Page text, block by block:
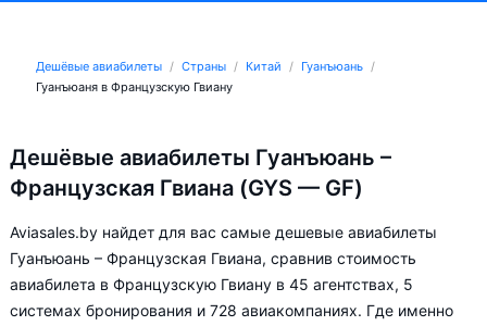
Дешёвые авиабилеты Страны Китай
Гуанъюань
Гуанъюаня в Французскую Гвиану
Дешёвые авиабилеты Гуанъюань –
Французская Гвиана (GYS — GF)
Aviasales.by найдет для вас самые дешевые авиабилеты
Гуанъюань – Французская Гвиана, сравнив стоимость
авиабилета в Французскую Гвиану в 45 агентствах, 5
системах бронирования и 728 авиакомпаниях. Где именно